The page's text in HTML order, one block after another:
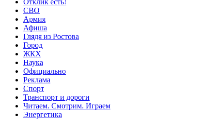
Отклик есть!
СВО
Армия
Афиша
Глядя из Ростова
Город
ЖКХ
Наука
Официально
Реклама
Спорт
Транспорт и дороги
Читаем. Смотрим. Играем
Энергетика